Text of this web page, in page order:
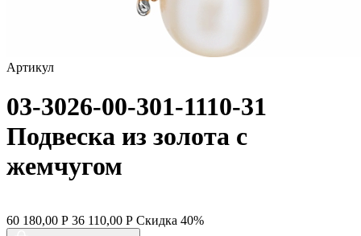
треугольник
хвост кита
цветы
черепаха
Артикул
03-3026-00-301-1110-31
Подвеска из золота с
жемчугом
60 180,00 Р 36 110,00 Р Скидка 40%